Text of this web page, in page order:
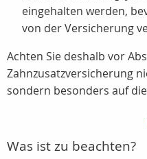
eingehalten werden,
von der Versicherung
Achten Sie deshalb vor
Zahnzusatzversicherung
sondern besonders auf
Was ist zu beachten?